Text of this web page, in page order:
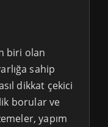
biri olan
sahip
dikkat çekici
borular ve
yapım